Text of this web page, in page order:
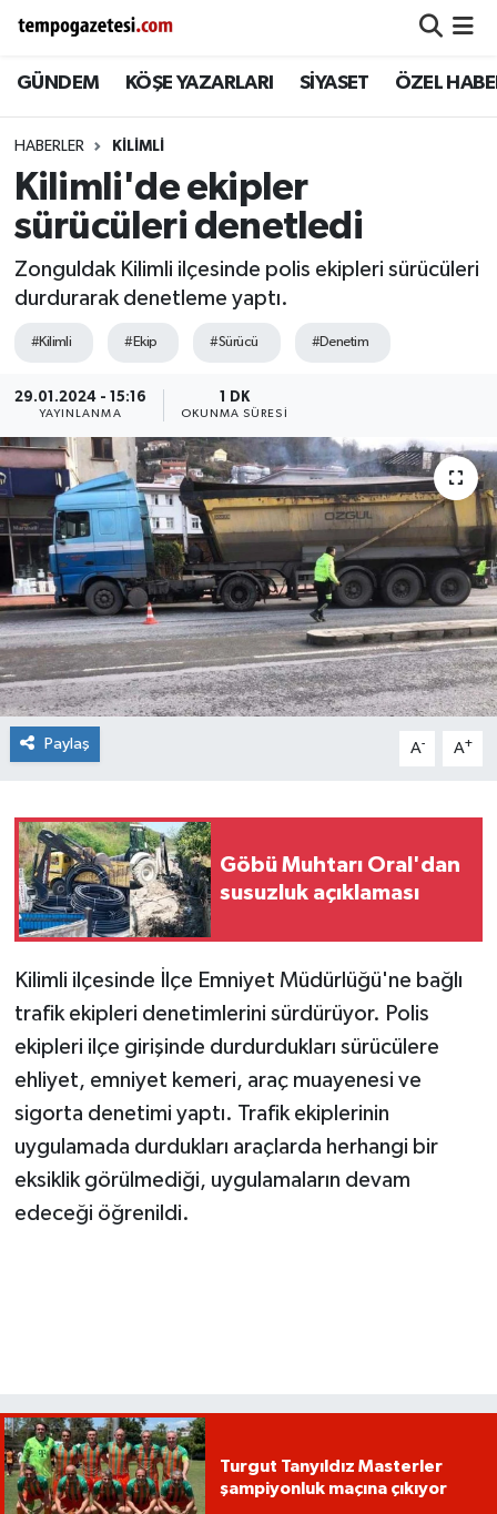
GÜNDEM KÖŞE YAZARLARI SİYASET ÖZEL
HABERLER KILIMLI
Kilimli'de ekipler
sürücüleri denetledi
Zonguldak Kilimli ilçesinde polis ekipleri sürücüleri
durdurarak denetleme yaptı.
#Kilimli #Ekip #Sürücü #Denetim
29.01.2024 - 15:16
YAYINLANMA
1 DK
OKUNMA SÜRESI
Paylaş A- A+
Göbü Muhtarı Oral'dan
susuzluk açıklaması
Kilimli ilçesinde İlçe Emniyet Müdürlüğü'ne bağlı
trafik ekipleri denetimlerini sürdürüyor. Polis
ekipleri ilçe girişinde durdurdukları sürücülere
ehliyet, emniyet kemeri, araç muayenesi ve
sigorta denetimi yaptı. Trafik ekiplerinin
uygulamada durdukları araçlarda herhangi bir
eksiklik görülmediği, uygulamaların devam
edeceği öğrenildi.
Turgut Tanyıldız Masterler
şampiyonluk maçına çıkıyor
Alaplı
Çaycuma
Devrek
Gökçebey
Kilimli
Kozlu
Siyaset
SPOR
YAŞAM
Zonguldak
Zonguldak Nöbetçi Eczaneler
Zonguldak Hava Durumu
Zonguldak Namaz Vakitleri
Süper Lig Puan Durumu ve Fikstür
Son Dakika Haberleri
Haber Arşivi